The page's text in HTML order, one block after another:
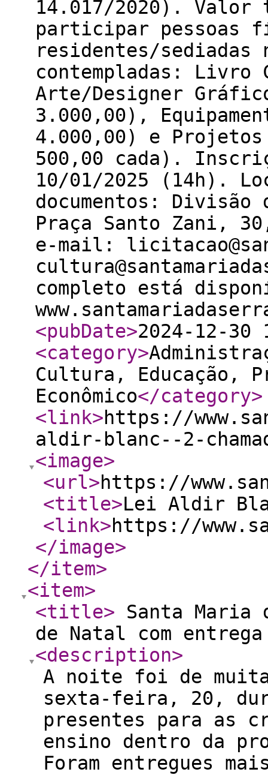
14.017/2020). Valor
participar pessoas
residentes/sediadas
contempladas:
Arte/Designer
3.000,00),
4.000,00) e
500,00 cada).
10/01/2025 (14h).
documentos:
Praça Santo Zani,
e-mail:
completo está
<pubDate>2024-12-30
<category>
Cultura, Educação,
Econômico</category>
<link>https://
aldir-blanc--2-
<image>
<url>https://
<title>Lei Aldir
<link>https://
</image>
</item>
<item>
<title> Santa Maria
de Natal com
<description>
A noite foi de
sexta-feira, 20,
presentes para as
ensino dentro da
Foram entregues